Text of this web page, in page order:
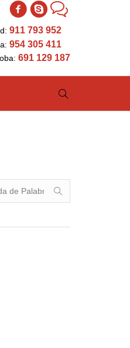
911 793 952
954 305 411
691 129 187